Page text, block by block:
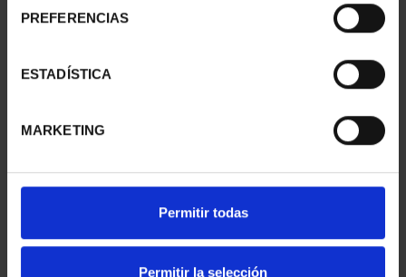
PREFERENCIAS
ESTADÍSTICA
MARKETING
Permitir todas
Permitir la selección
WORLD HERITAGE
€73.00